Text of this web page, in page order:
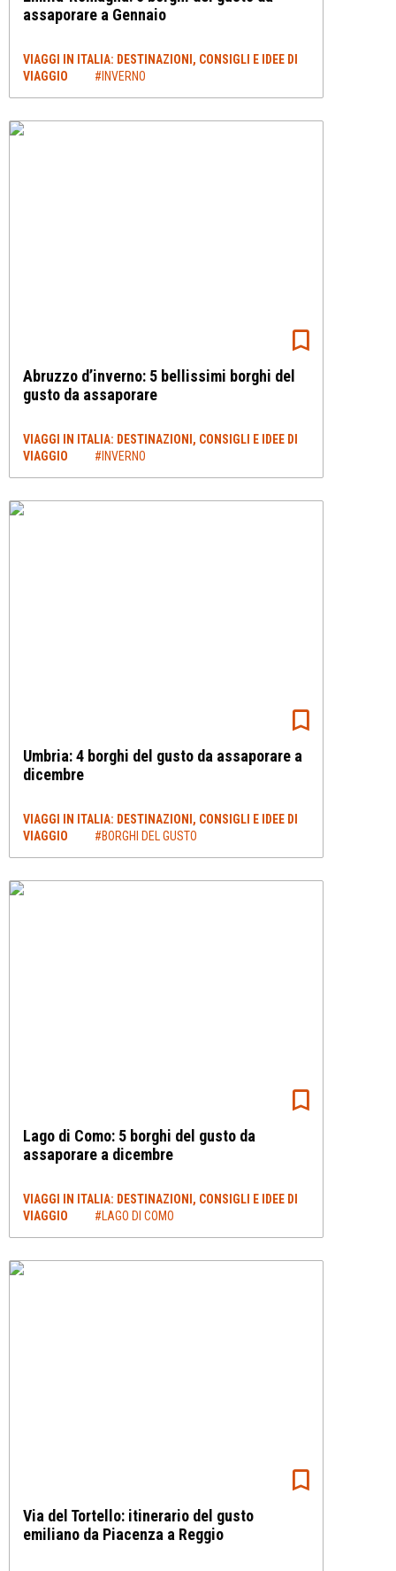
assaporare a Gennaio
VIAGGI IN ITALIA: DESTINAZIONI, CONSIGLI E IDEE DI
VIAGGIO
#INVERNO
Abruzzo d’inverno: 5 bellissimi borghi del
gusto da assaporare
VIAGGI IN ITALIA: DESTINAZIONI, CONSIGLI E IDEE DI
VIAGGIO
#INVERNO
Umbria: 4 borghi del gusto da assaporare a
dicembre
VIAGGI IN ITALIA: DESTINAZIONI, CONSIGLI E IDEE DI
VIAGGIO
#BORGHI DEL GUSTO
Lago di Como: 5 borghi del gusto da
assaporare a dicembre
VIAGGI IN ITALIA: DESTINAZIONI, CONSIGLI E IDEE DI
VIAGGIO
#LAGO DI COMO
Via del Tortello: itinerario del gusto
emiliano da Piacenza a Reggio